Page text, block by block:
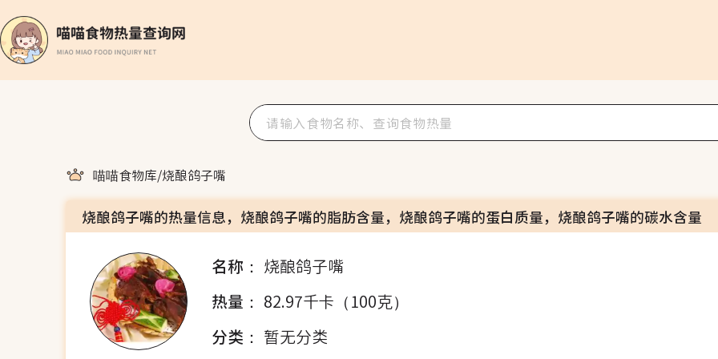
喵喵食物库/烧酿鸽子嘴
烧酿鸽子嘴的热量信息，烧酿鸽子嘴的脂肪含量，烧酿鸽子嘴的蛋白质量，烧酿鸽子嘴的碳水含量
名称： 烧酿鸽子嘴
热量： 82.97千卡（100克）
分类： 暂无分类